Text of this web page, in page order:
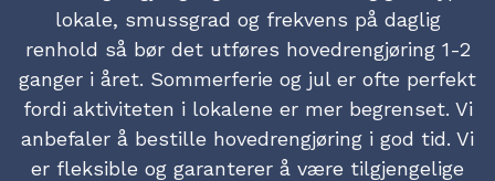
lokale, smussgrad og frekvens på daglig
renhold så bør det utføres hovedrengjøring 1-2
ganger i året. Sommerferie og jul er ofte perfekt
fordi aktiviteten i lokalene er mer begrenset. Vi
anbefaler å bestille hovedrengjøring i god tid. Vi
er fleksible og garanterer å være tilgjengelige